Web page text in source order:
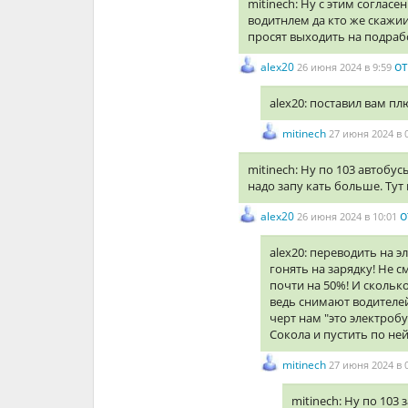
mitinech: Ну с этим
водитнлем да кто же
просят выходить на
alex20 26 июня 2024 в 9:59
alex20: поставил вам
mitinech 27 июня 2024 в
mitinech: Ну по 103
надо запу кать больше.
alex20 26 июня 2024 в 10:01
alex20: переводить на
гонять на зарядку! Не
почти на 50%! И
ведь снимают
черт нам "это
Сокола и пустить по
mitinech 27 июня 2024 в
mitinech: Ну по 103